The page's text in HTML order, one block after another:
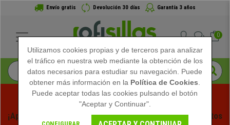
Envío gratis Devolución 30 días Garantía 3 años
0
¡Aprovecha las Rebajas de Verano en Ofisillas! Descuentos
Utilizamos cookies propias y de terceros para analizar
el tráfico en nuestra web mediante la obtención de los
datos necesarios para estudiar su navegación. Puede
obtener más información en la Política de Cookies
Puede aceptar todas las cookies pulsando el botón
"Aceptar y Continuar".